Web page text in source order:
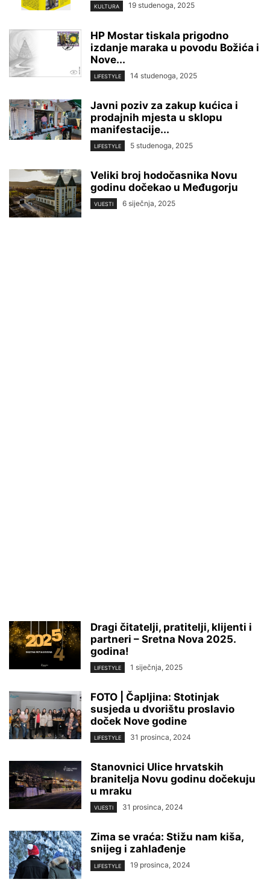
KULTURA 19 studenoga, 2025
HP Mostar tiskala prigodno
izdanje maraka u povodu Božića i
Nove...
LIFESTYLE 14 studenoga, 2025
Javni poziv za zakup kućica i
prodajnih mjesta u sklopu
manifestacije...
LIFESTYLE 5 studenoga, 2025
Veliki broj hodočasnika Novu
godinu dočekao u Međugorju
VIJESTI 6 siječnja, 2025
Dragi čitatelji, pratitelji, klijenti i
partneri – Sretna Nova 2025.
godina!
LIFESTYLE 1 siječnja, 2025
FOTO | Čapljina: Stotinjak
susjeda u dvorištu proslavio
doček Nove godine
LIFESTYLE 31 prosinca, 2024
Stanovnici Ulice hrvatskih
branitelja Novu godinu dočekuju
u mraku
VIJESTI 31 prosinca, 2024
Zima se vraća: Stižu nam kiša,
snijeg i zahlađenje
LIFESTYLE 19 prosinca, 2024